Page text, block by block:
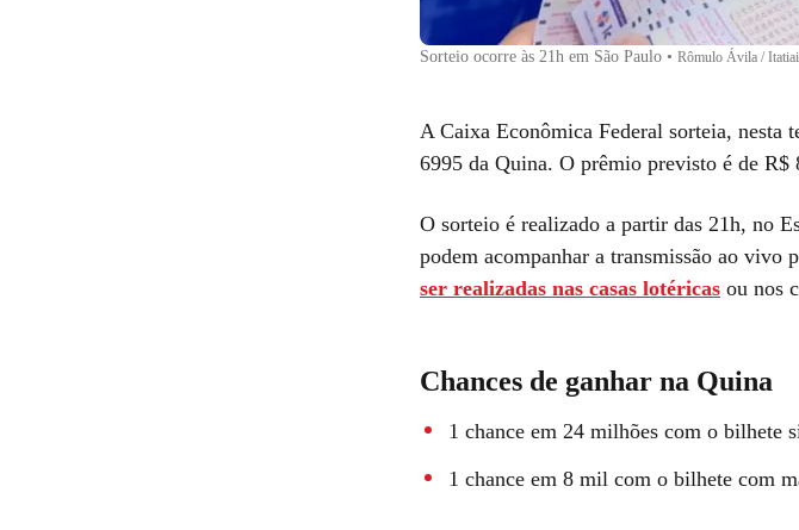
Sorteio ocorre às 21h em São Paulo • Rômulo Ávila /
A Caixa Econômica Federal sorteia, nesta
6995 da Quina. O prêmio previsto é de R$
O sorteio é realizado a partir das 21h, no
podem acompanhar a transmissão ao vivo
ser realizadas nas casas lotéricas ou nos
Chances de ganhar na Quina
1 chance em 24 milhões com o bilhete
1 chance em 8 mil com o bilhete com